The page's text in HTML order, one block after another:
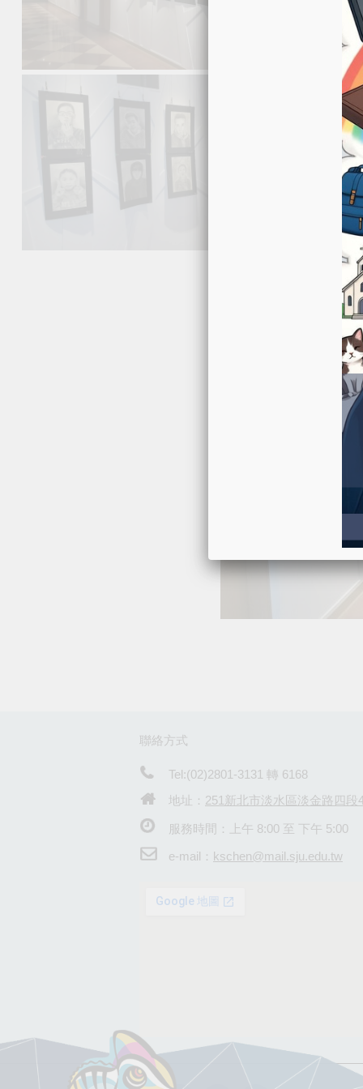
聯絡方式
Tel:(02)2801-3131 轉 6168
地址： 251新北市淡水區淡金路四段
服務時間：上午 8:00 至 下午 5:00
e-mail： kschen@mail.sju.edu.tw